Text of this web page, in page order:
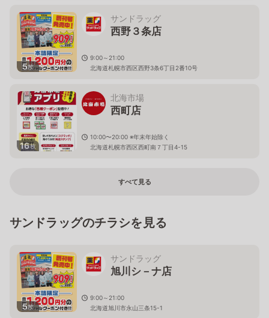
5枚
サンドラッグ
西野３条店
9:00～21:00
北海道札幌市西区西野3条6丁目2番10号
16枚
北海市場
西町店
10:00〜20:00 ※年末年始除く
北海道札幌市西区西町南７丁目4-15
すべて見る
サンドラッグのチラシを見る
5枚
サンドラッグ
旭川シ－ナ店
9:00～21:00
北海道旭川市永山三条15-1